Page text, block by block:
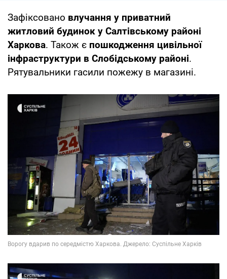
Зафіксовано влучання у приватний
житловий будинок у Салтівському районі
Харкова. Також є пошкодження цивільної
інфраструктури в Слобідському районі.
Рятувальники гасили пожежу в магазині.